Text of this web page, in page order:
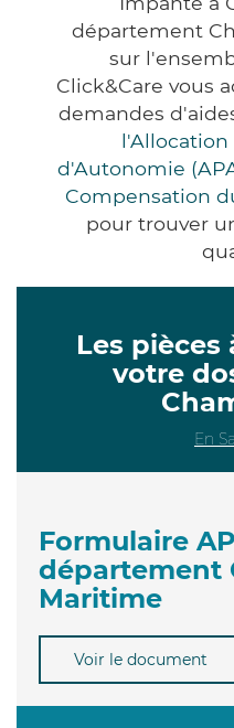
département
sur
Click&Care vous
demandes
l'Allocation
d'Autonomie
Compensation
pour trouver
Les
votre
En
Formulaire
département
Maritime
Voir le document